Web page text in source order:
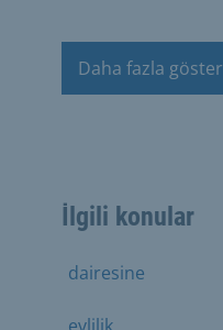
Daha fazla göster
İlgili konular
dairesine